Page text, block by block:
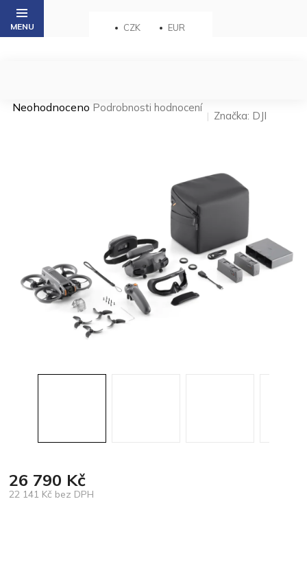
Přejít
obsah
CZK EUR
Průměrné
Neohodnoceno Podrobnosti hodnocení
Značka: DJI
26 790 Kč
22 141 Kč bez DPH